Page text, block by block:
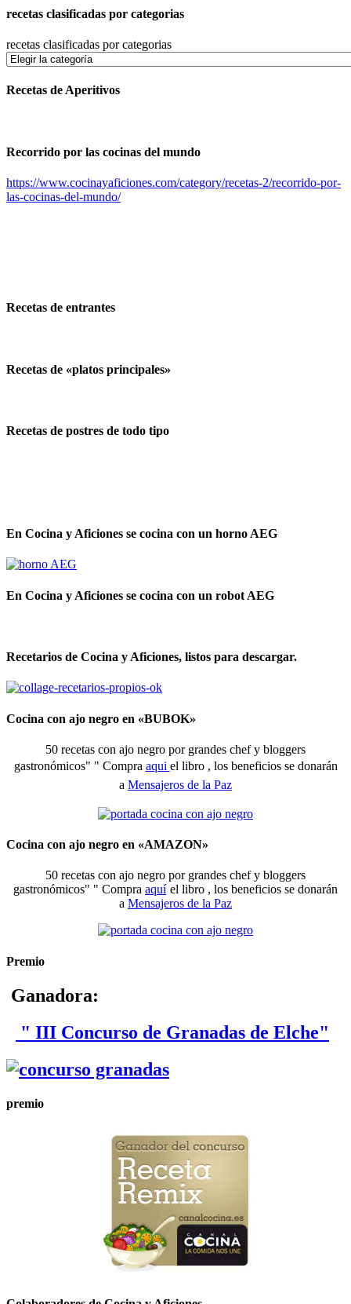
recetas clasificadas por categorias
recetas clasificadas por categorias
Recetas de Aperitivos
Recorrido por las cocinas del mundo
https://www.cocinayaficiones.com/category/recetas-2/recorrido-por-
las-cocinas-del-mundo/
Recetas de entrantes
Recetas de «platos principales»
Recetas de postres de todo tipo
En Cocina y Aficiones se cocina con un horno AEG
En Cocina y Aficiones se cocina con un robot AEG
Recetarios de Cocina y Aficiones, listos para descargar.
Cocina con ajo negro en «BUBOK»
50 recetas con ajo negro por grandes chef y bloggers
gastronómicos" " Compra aqui el libro , los beneficios se donarán
a Mensajeros de la Paz
Cocina con ajo negro en «AMAZON»
50 recetas con ajo negro por grandes chef y bloggers
gastronómicos" " Compra aquí el libro , los beneficios se donarán
a Mensajeros de la Paz
Premio
Ganadora:
" III Concurso de Granadas de Elche"
premio